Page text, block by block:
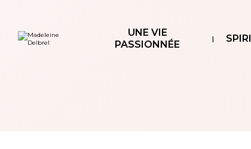
UNE VIE
PASSIONNÉE